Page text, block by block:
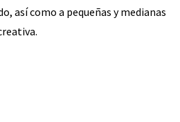
así como a pequeñas y medianas